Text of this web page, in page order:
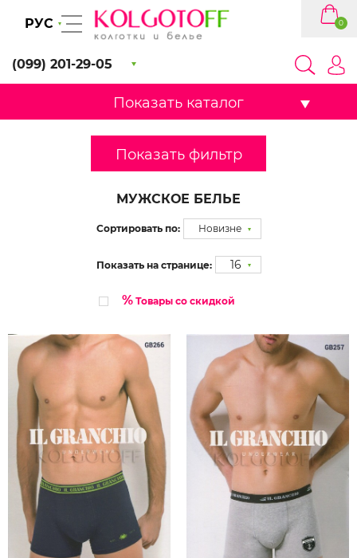
РУС
(099) 201-29-05
0
Показать каталог
Показать фильтр
МУЖСКОЕ БЕЛЬЕ
Сортировать по: Новизне
Показать на странице: 16
% Товары со скидкой